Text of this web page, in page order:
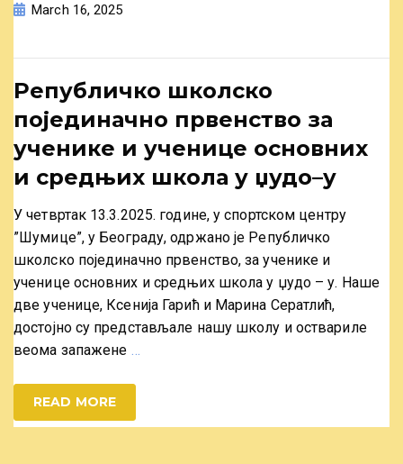
March 16, 2025
Републичко школско
појединачно првенство за
ученике и ученице основних
и средњих школа у џудо–у
У четвртак 13.3.2025. године, у спортском центру
”Шумице”, у Београду, одржано је Републичко
школско појединачно првенство, за ученике и
ученице основних и средњих школа у џудо – у. Наше
две ученице, Ксенија Гарић и Марина Сератлић,
достојно су представљале нашу школу и оствариле
веома запажене
READ MORE